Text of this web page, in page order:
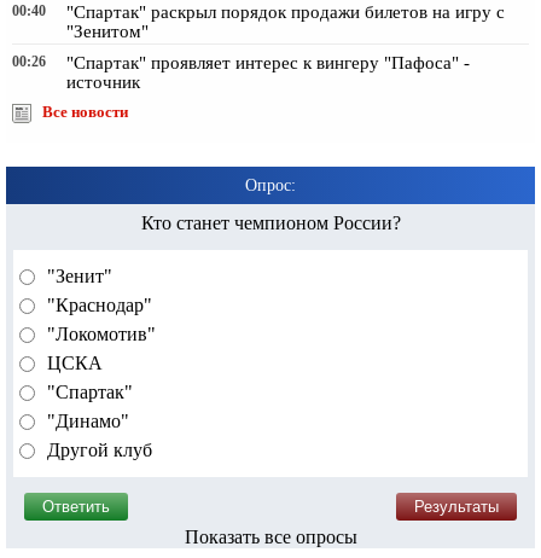
00:40
"Спартак" раскрыл порядок продажи билетов на игру с
"Зенитом"
00:26
"Спартак" проявляет интерес к вингеру "Пафоса" -
источник
Все новости
Опрос:
Кто станет чемпионом России?
"Зенит"
"Краснодар"
"Локомотив"
ЦСКА
"Спартак"
"Динамо"
Другой клуб
Показать все опросы